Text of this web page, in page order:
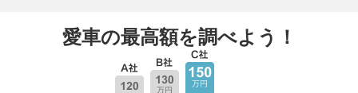
愛車の最高額を調べよう！